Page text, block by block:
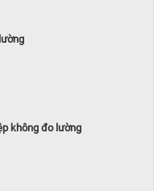
không đo lường